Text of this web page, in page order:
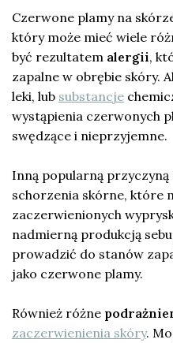
Czerwone plamy na
który może mieć wiele
być rezultatem alergii,
zapalne w obrębie skóry.
leki, lub substancje
wystąpienia czerwonych
swędzące i nieprzyjemne.
Inną popularną przyczyną
schorzenia skórne, które
zaczerwienionych
nadmierną produkcją
prowadzić do stanów
jako czerwone plamy.
Również różne
zaczerwienienia skóry.